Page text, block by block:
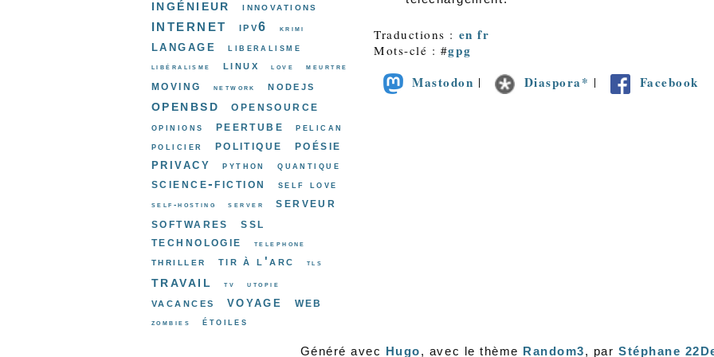
Traductions : en fr
Mots-clé : #gpg
Mastodon | Diaspora* | Facebook
ingénieur innovations
internet ipv6 krimi
langage liberalisme
libéralisme linux love meurtre
moving network nodejs
openbsd opensource
opinions peertube
pelican
policier
politique poésie
privacy python quantique
science-fiction self love
self-hosting server
serveur
softwares
ssl
technologie telephone
thriller tir à l'arc tls
travail tv utopie
vacances voyage web
zombies étoiles
Généré avec Hugo, avec le thème Random3, par Stéphane